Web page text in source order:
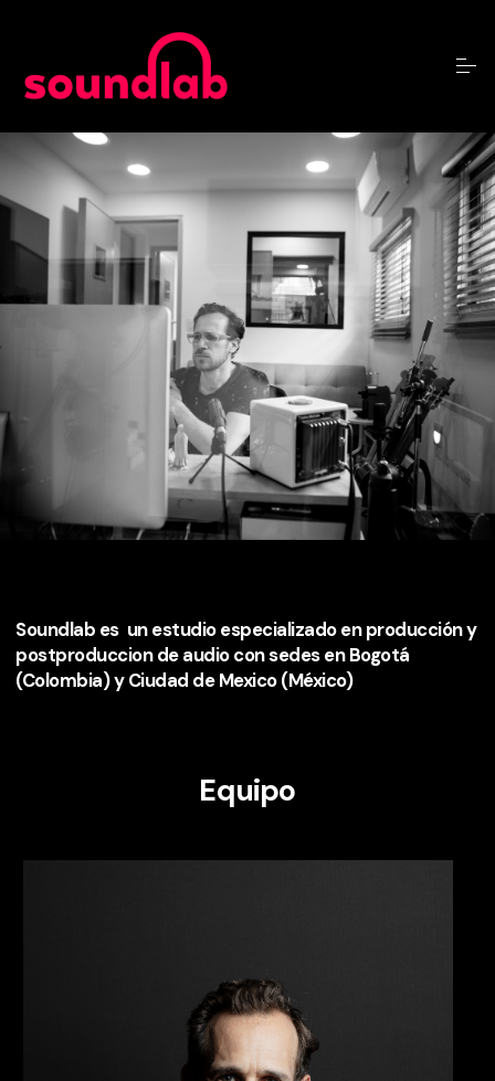
Soundlab es un estudio especializado en producción y
postproduccion de audio con sedes en Bogotá
(Colombia) y Ciudad de Mexico (México)
Equipo